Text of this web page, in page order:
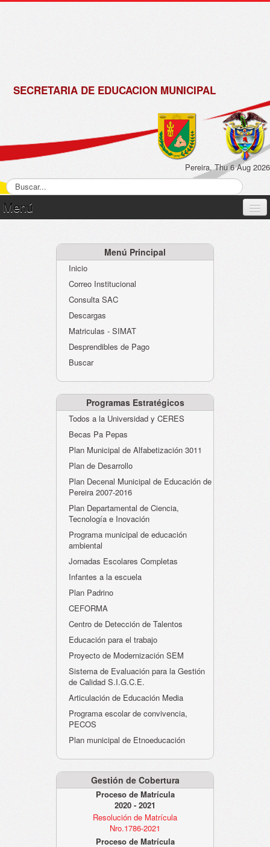
SECRETARIA DE EDUCACION MUNICIPAL
Pereira, Thu 6 Aug 2026
Menú
Atención al Ciudadano
Instituciones Educativas
Despacho Secretaría
Evaluación desempeño
Humano-Cesantías
Menú Principal
Inicio
Correo Institucional
Consulta SAC
Descargas
Matriculas - SIMAT
Desprendibles de Pago
Buscar
Programas Estratégicos
Todos a la Universidad y CERES
Becas Pa Pepas
Plan Municipal de Alfabetización 3011
Plan de Desarrollo
Plan Decenal Municipal de Educación de
Pereira 2007-2016
Plan Departamental de Ciencia,
Tecnología e Inovación
Programa municipal de educación
ambiental
Jornadas Escolares Completas
Infantes a la escuela
Plan Padrino
CEFORMA
Centro de Detección de Talentos
Educación para el trabajo
Proyecto de Modernización SEM
Sistema de Evaluación para la Gestión
de Calidad S.I.G.C.E.
Articulación de Educación Media
Programa escolar de convivencia,
PECOS
Plan municipal de Etnoeducación
Gestión de Cobertura
Proceso de Matrícula
2020 - 2021
Resolución de Matrícula
Nro.1786-2021
Proceso de Matrícula
de